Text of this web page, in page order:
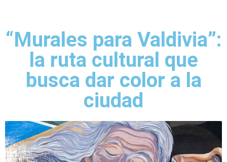
“Murales para Valdivia”:
la ruta cultural que
busca dar color a la
ciudad